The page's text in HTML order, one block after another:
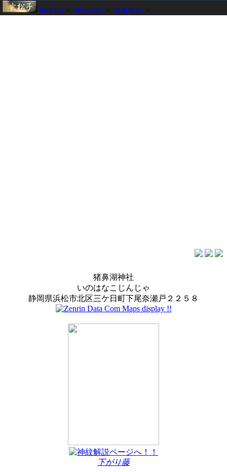
[HOME] [神社記憶] [東海地方]
猪鼻湖神社
いのはなこじんじゃ
静岡県浜松市北区三ケ日町下尾奈瀬戸２２５８
下がり藤